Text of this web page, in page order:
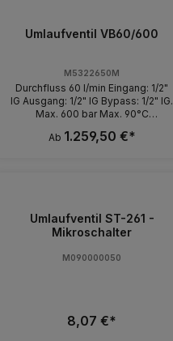
Umlaufventil VB60/600
M5322650M
Durchfluss 60 l/min Eingang: 1/2"
IG Ausgang: 1/2" IG Bypass: 1/2" IG.
Max. 600 bar Max. 90°C
(IP55) Kabel 950 mm
Ab 1.259,50 €*
Umlaufventil ST-261 -
Mikroschalter
M090000050
8,07 €*